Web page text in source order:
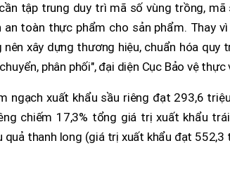
tập trung duy trì mã số vùng trồng,
an toàn thực phẩm cho sản phẩm. Thay
nên xây dựng thương hiệu, chuẩn hóa quy
phân phối", đại diện Cục Bảo vệ thực
ngạch xuất khẩu sầu riêng đạt 293,6
chiếm 17,3% tổng giá trị xuất khẩu
thanh long (giá trị xuất khẩu đạt 552,3